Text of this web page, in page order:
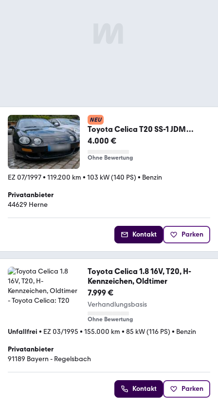
NEU
Toyota Celica T20 SS-1 JDM
Import Daily Dr...
4.000 €
Ohne Bewertung
EZ 07/1997• 119.200 km • 103 kW (140 PS) • Benzin
Privatanbieter
44629 Herne
Kontakt Parken
Toyota Celica 1.8 16V, T20, H-
Kennzeichen, Oldtimer
7.999 €
Verhandlungsbasis
Ohne Bewertung
Unfallfrei • EZ 03/1995 • 155.000 km • 85 kW (116 PS) • Benzin
Privatanbieter
91189 Bayern - Regelsbach
Kontakt Parken